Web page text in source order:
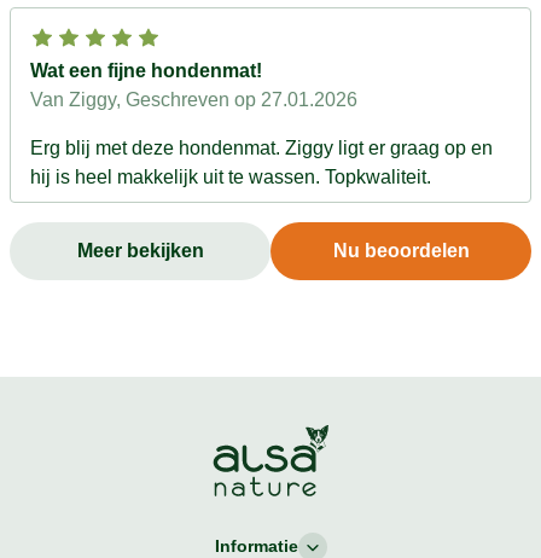
Wat een fijne hondenmat!
Van Ziggy, Geschreven op 27.01.2026
Erg blij met deze hondenmat. Ziggy ligt er graag op en
hij is heel makkelijk uit te wassen. Topkwaliteit.
Meer bekijken Nu beoordelen
Informatie